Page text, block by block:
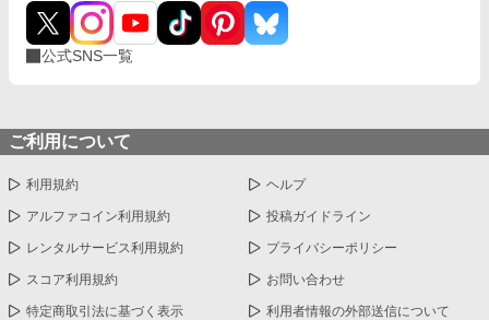
公式SNS一覧
ご利用について
利用規約 ヘルプ
アルファコイン利用規約 投稿ガイドライン
レンタルサービス利用規約 プライバシーポリシー
スコア利用規約 お問い合わせ
特定商取引法に基づく表示 利用者情報の外部送信について